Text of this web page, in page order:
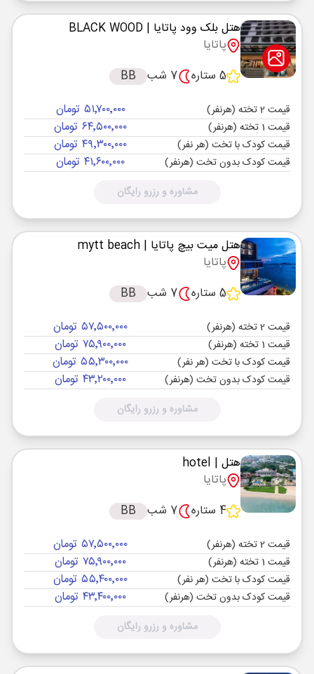
هتل بلک وود پاتایا | BLACK WOOD
پاتایا
5 ستاره
7 شب BB
قیمت 2 تخته (هرنفر) ۵۱٬۷۰۰٬۰۰۰ تومان
قیمت 1 تخته (هرنفر) ۶۴٬۵۰۰٬۰۰۰ تومان
قیمت کودک با تخت (هر نفر) ۴۹٬۳۰۰٬۰۰۰ تومان
قیمت کودک بدون تخت (هرنفر) ۴۱٬۶۰۰٬۰۰۰ تومان
مشاوره و رزرو رایگان
هتل میت بیچ پاتایا | mytt beach
پاتایا
5 ستاره
7 شب BB
قیمت 2 تخته (هرنفر) ۵۷٬۵۰۰٬۰۰۰ تومان
قیمت 1 تخته (هرنفر) ۷۵٬۹۰۰٬۰۰۰ تومان
قیمت کودک با تخت (هر نفر) ۵۵٬۳۰۰٬۰۰۰ تومان
قیمت کودک بدون تخت (هرنفر) ۴۳٬۲۰۰٬۰۰۰ تومان
مشاوره و رزرو رایگان
هتل | hotel
پاتایا
4 ستاره
7 شب BB
قیمت 2 تخته (هرنفر) ۵۷٬۵۰۰٬۰۰۰ تومان
قیمت 1 تخته (هرنفر) ۷۵٬۹۰۰٬۰۰۰ تومان
قیمت کودک با تخت (هر نفر) ۵۵٬۴۰۰٬۰۰۰ تومان
قیمت کودک بدون تخت (هرنفر) ۴۳٬۴۰۰٬۰۰۰ تومان
مشاوره و رزرو رایگان